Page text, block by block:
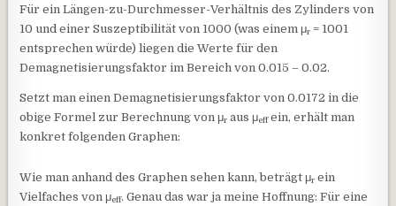
Für ein Längen-zu-Durchmesser-Verhältnis des Zylinders von
10 und einer Suszeptibilität von 1000 (was einem μr = 1001
entsprechen würde) liegen die Werte für den
Demagnetisierungsfaktor im Bereich von 0.015 – 0.02.
Setzt man einen Demagnetisierungsfaktor von 0.0172 in die
obige Formel zur Berechnung von μr aus μeffein, erhält man
konkret folgenden Graphen:
Wie man anhand des Graphen sehen kann, beträgt μr ein
Vielfaches von μeff. Genau das war ja meine Hoffnung: Für eine